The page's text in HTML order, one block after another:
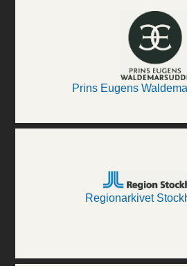
Prins Eugens
Regionarkivet